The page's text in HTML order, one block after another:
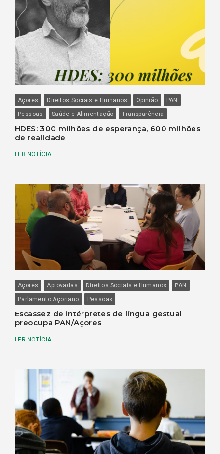
Açores Direitos Sociais e Humanos Opinião
PAN
Pessoas
Saúde e Alimentação Transparência
HDES: 300 milhões de esperança, 600 milhões
de realidade
LER NOTÍCIA
Açores Aprovadas Direitos Sociais e Humanos
PAN
Parlamento Açoriano
Pessoas
Escassez de intérpretes de língua gestual
preocupa PAN/Açores
LER NOTÍCIA